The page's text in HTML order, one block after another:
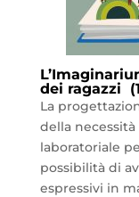
dei ragazzi
La
della
laboratoriale
possibilità di
espressivi in